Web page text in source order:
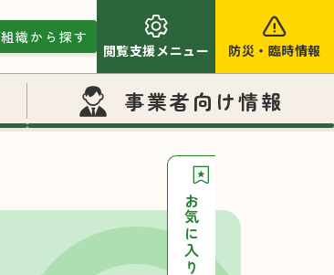
組織から探す
閲覧支援メニュー 防災 ・ 臨時情報
事業者向け情報